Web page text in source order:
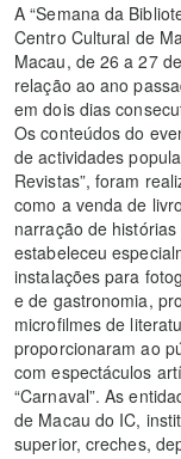
A “Semana da
Centro Cultural de
Macau, de 26 a 27
relação ao ano
em dois dias
Os conteúdos do
de actividades
Revistas”, foram
como a venda de
narração de
estabeleceu
instalações para
e de gastronomia,
microfilmes de
proporcionaram ao
com espectáculos
“Carnaval”. As
de Macau do IC,
superior, creches,